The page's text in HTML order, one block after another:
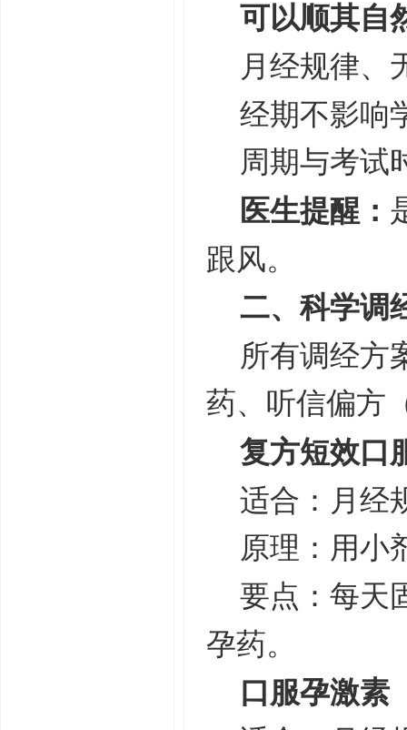
可以顺其自
月经规律、
经期不影响
周期与考试
医生提醒：
跟风。
二、科学调
所有调经方
药、听信偏方
复方短效口
适合：月经
原理：用小
要点：每天
孕药。
口服孕激素